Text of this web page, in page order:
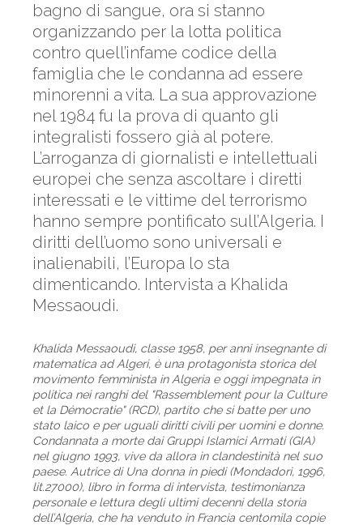
bagno di sangue, ora si stanno
organizzando per la lotta politica
contro quell’infame codice della
famiglia che le condanna ad essere
minorenni a vita. La sua approvazione
nel 1984 fu la prova di quanto gli
integralisti fossero già al potere.
L’arroganza di giornalisti e intellettuali
europei che senza ascoltare i diretti
interessati e le vittime del terrorismo
hanno sempre pontificato sull’Algeria. I
diritti dell’uomo sono universali e
inalienabili, l’Europa lo sta
dimenticando. Intervista a Khalida
Messaoudi.
Khalida Messaoudi, classe 1958, per anni insegnante di
matematica ad Algeri, è una protagonista storica del
movimento femminista in Algeria e oggi impegnata in
politica nei ranghi del "Rassemblement pour la Culture
et la Démocratie" (RCD), partito che si batte per uno
stato laico e per uguali diritti civili per uomini e donne.
Condannata a morte dai Gruppi Islamici Armati (GIA)
nel giugno 1993, vive da allora in clandestinità nel suo
paese. Autrice di Una donna in piedi (Mondadori, 1996,
lit.27000), libro in forma di intervista, testimonianza
personale e lettura degli ultimi decenni della storia
dell’Algeria, che ha venduto in Francia centomila copie